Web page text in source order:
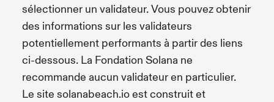
sélectionner un validateur. Vous pouvez obtenir
des informations sur les validateurs
potentiellement performants à partir des liens
ci-dessous. La Fondation Solana ne
recommande aucun validateur en particulier.
Le site solanabeach.io est construit et